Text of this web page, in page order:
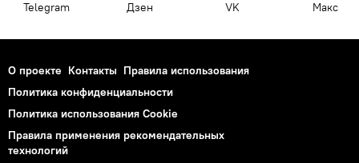
Telegram Дзен VK Макс
О проекте Контакты Правила использования
Политика конфиденциальности
Политика использования Cookie
Правила применения рекомендательных
технологий